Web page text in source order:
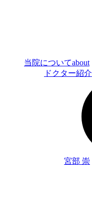
当院についてabout
ドクター紹介
宮部 崇